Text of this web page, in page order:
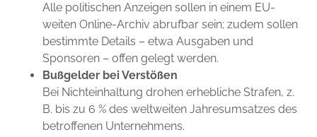
Alle politischen Anzeigen sollen in einem EU-
weiten Online-Archiv abrufbar sein; zudem sollen
bestimmte Details – etwa Ausgaben und
Sponsoren – offen gelegt werden.
Bußgelder bei Verstößen
Bei Nichteinhaltung drohen erhebliche Strafen, z.
B. bis zu 6 % des weltweiten Jahresumsatzes des
betroffenen Unternehmens.